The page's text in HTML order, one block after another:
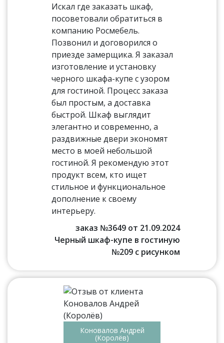
Искал где заказать шкаф,
посоветовали обратиться в
компанию Росмебель.
Позвонил и договорился о
приезде замерщика. Я заказал
изготовление и установку
черного шкафа-купе с узором
для гостиной. Процесс заказа
был простым, а доставка
быстрой. Шкаф выглядит
элегантно и современно, а
раздвижные двери экономят
место в моей небольшой
гостиной. Я рекомендую этот
продукт всем, кто ищет
стильное и функциональное
дополнение к своему
интерьеру.
заказ №3649 от 21.09.2024
Черный шкаф-купе в гостиную
№209 с рисунком
Коновалов Андрей
(Королёв)